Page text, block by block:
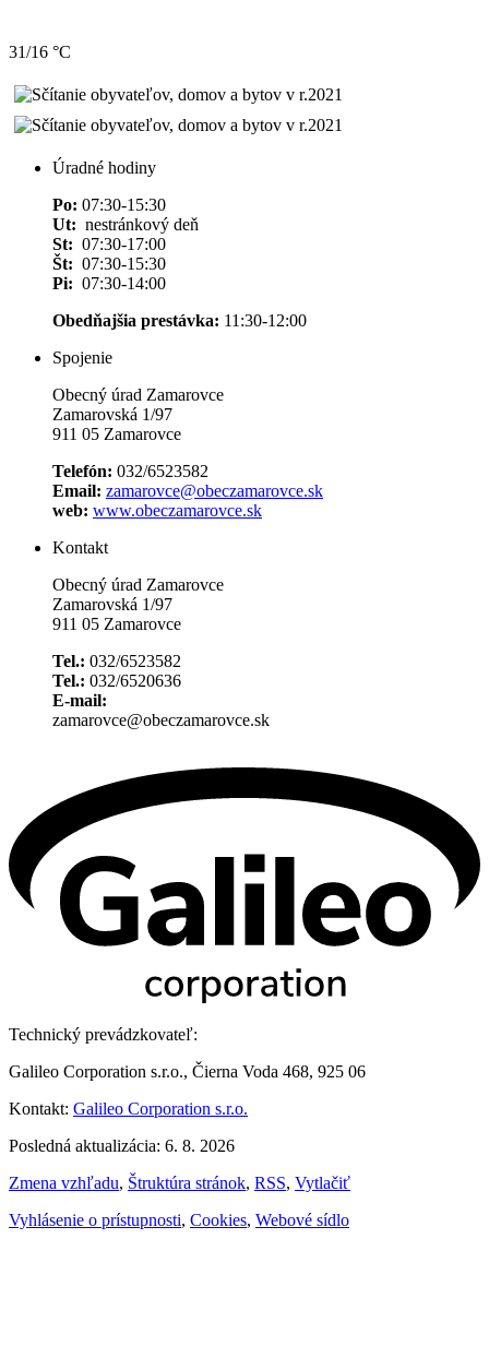
31/16 °C
Úradné hodiny
Po: 07:30-15:30
Ut: nestránkový deň
St: 07:30-17:00
Št: 07:30-15:30
Pi: 07:30-14:00
Obedňajšia prestávka: 11:30-12:00
Spojenie
Obecný úrad Zamarovce
Zamarovská 1/97
911 05 Zamarovce
Telefón: 032/6523582
Email: zamarovce@obeczamarovce.sk
web: www.obeczamarovce.sk
Kontakt
Obecný úrad Zamarovce
Zamarovská 1/97
911 05 Zamarovce
Tel.: 032/6523582
Tel.: 032/6520636
E-mail:
zamarovce@obeczamarovce.sk
Technický prevádzkovateľ:
Galileo Corporation s.r.o., Čierna Voda 468, 925 06
Kontakt: Galileo Corporation s.r.o.
Posledná aktualizácia: 6. 8. 2026
Zmena vzhľadu, Štruktúra stránok, RSS, Vytlačiť
Vyhlásenie o prístupnosti, Cookies, Webové sídlo